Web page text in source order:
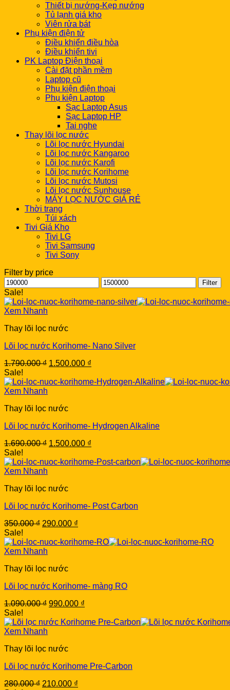
Thiết bị nướng-Kẹp nướng
Tủ lạnh giá kho
Viên rửa bát
Phụ kiện điện tử
Điều khiển điều hòa
Điều khiển tivi
PK Laptop Điện thoại
Cài đặt phần mềm
Laptop cũ
Phụ kiện điện thoại
Phụ kiện Laptop
Sạc Laptop Asus
Sạc Laptop HP
Tai nghe
Thay lõi lọc nước
Lõi lọc nước Hyundai
Lõi lọc nước Kangaroo
Lõi lọc nước Karofi
Lõi lọc nước Korihome
Lõi lọc nước Mutosi
Lõi lọc nước Sunhouse
MÁY LỌC NƯỚC GIÁ RẺ
Thời trang
Túi xách
Tivi Giá Kho
Tivi LG
Tivi Samsung
Tivi Sony
Filter by price
Min
price
Max
price
Filter
Sale!
Xem Nhanh
Thay lõi lọc nước
Lõi lọc nước Korihome- Nano Silver
1.790.000₫ Original
was:
1.500.000 ₫
is:
Sale!
Xem Nhanh
Thay lõi lọc nước
Lõi lọc nước Korihome- Hydrogen Alkaline
1.690.000₫ Original
was:
1.500.000 ₫
is:
Sale!
Xem Nhanh
Thay lõi lọc nước
Lõi lọc nước Korihome- Post Carbon
350.000₫ Original
was:
350.000 ₫.
290.000 ₫
is:
Sale!
Xem Nhanh
Thay lõi lọc nước
Lõi lọc nước Korihome- màng RO
1.090.000₫ Original
was:
990.000 ₫
is:
Sale!
Xem Nhanh
Thay lõi lọc nước
Lõi lọc nước Korihome Pre-Carbon
280.000₫ Original
210.000 ₫